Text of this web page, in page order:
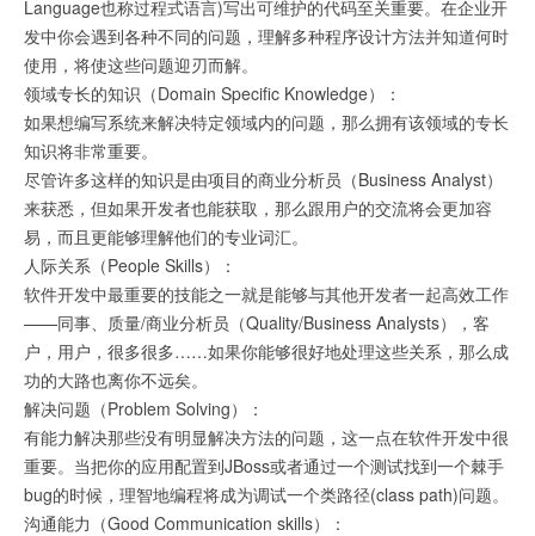
Language也称过程式语言)写出可维护的代码至关重要。在企业开
发中你会遇到各种不同的问题，理解多种程序设计方法并知道何时
使用，将使这些问题迎刃而解。
领域专长的知识（Domain Specific Knowledge）：
如果想编写系统来解决特定领域内的问题，那么拥有该领域的专长
知识将非常重要。
尽管许多这样的知识是由项目的商业分析员（Business Analyst）
来获悉，但如果开发者也能获取，那么跟用户的交流将会更加容
易，而且更能够理解他们的专业词汇。
人际关系（People Skills）：
软件开发中最重要的技能之一就是能够与其他开发者一起高效工作
——同事、质量/商业分析员（Quality/Business Analysts），客
户，用户，很多很多……如果你能够很好地处理这些关系，那么成
功的大路也离你不远矣。
解决问题（Problem Solving）：
有能力解决那些没有明显解决方法的问题，这一点在软件开发中很
重要。当把你的应用配置到JBoss或者通过一个测试找到一个棘手
bug的时候，理智地编程将成为调试一个类路径(class path)问题。
沟通能力（Good Communication skills）：